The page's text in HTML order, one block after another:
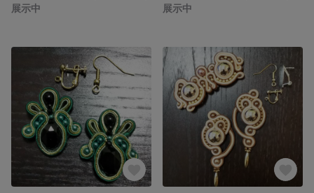
展示中
展示中